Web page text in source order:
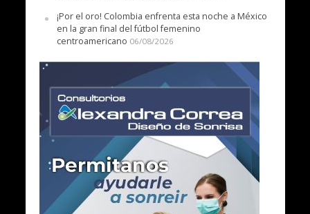
¡Por el oro! Colombia enfrenta esta noche a México
en la gran final del fútbol femenino
centroamericano 06/08/2026